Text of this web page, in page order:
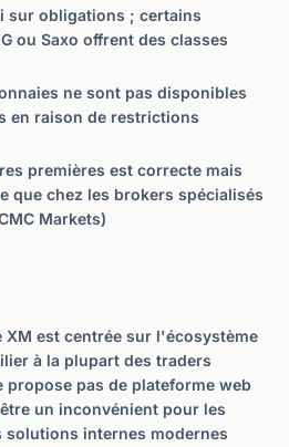
sur obligations ; certains
ou Saxo offrent des classes
ne sont pas disponibles
en raison de restrictions
premières est correcte mais
que chez les brokers spécialisés
Markets)
XM est centrée sur l'écosystème
à la plupart des traders
pas de plateforme web
un inconvénient pour les
internes modernes